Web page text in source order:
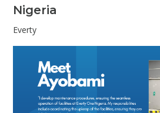
Nigeria
Everty